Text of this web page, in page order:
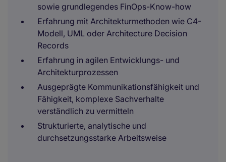
sowie grundlegendes FinOps-Know-how
Erfahrung mit Architekturmethoden wie C4-
Modell, UML oder Architecture Decision
Records
Erfahrung in agilen Entwicklungs- und
Architekturprozessen
Ausgeprägte Kommunikationsfähigkeit und
Fähigkeit, komplexe Sachverhalte
verständlich zu vermitteln
Strukturierte, analytische und
durchsetzungsstarke Arbeitsweise